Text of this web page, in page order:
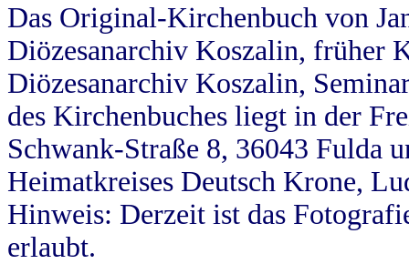
Das Original-Kirchenbuch von
Diözesanarchiv Koszalin, früher
Diözesanarchiv Koszalin,
des Kirchenbuches liegt in der
Schwank-Straße 8, 36043 Fulda
Heimatkreises Deutsch Krone,
Hinweis: Derzeit ist das
erlaubt.